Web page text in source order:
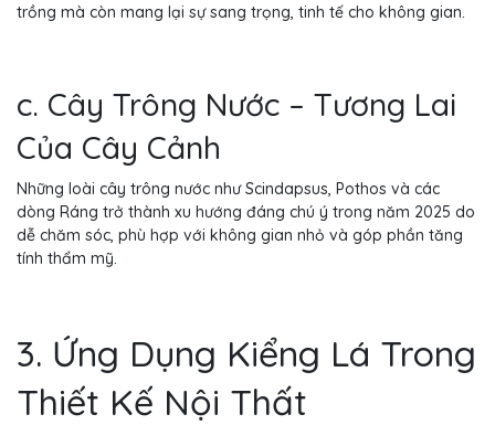
trồng mà còn mang lại sự sang trọng, tinh tế cho không gian.
c. Cây Trông Nước – Tương Lai
Của Cây Cảnh
Những loài cây trông nước như Scindapsus, Pothos và các
dòng Ráng trở thành xu hướng đáng chú ý trong năm 2025 do
dễ chăm sóc, phù hợp với không gian nhỏ và góp phần tăng
tính thẩm mỹ.
3. Ứng Dụng Kiểng Lá Trong
Thiết Kế Nội Thất